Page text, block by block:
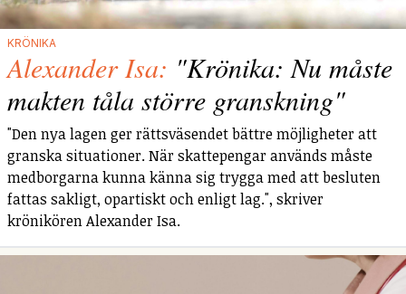
KRÖNIKA
Alexander Isa: "Krönika: Nu måste
makten tåla större granskning"
"Den nya lagen ger rättsväsendet bättre möjligheter att
granska situationer. När skattepengar används måste
medborgarna kunna känna sig trygga med att besluten
fattas sakligt, opartiskt och enligt lag.", skriver
krönikören Alexander Isa.